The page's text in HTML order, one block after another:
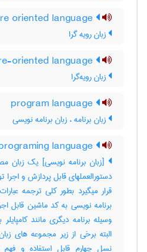
زبان رویه گرا
زبان رویه‌گرا
زبان برنامه ، زبان برنامه نویسی
[زبان برنامه نویسی] یک زبان
دستورالعملهای قابل پردازش و اجرا
قرار میگیرد بطور کلی ترجمه
برنامه نویسی به کد ماشین قابل
وسیله برنامه دیگری مانند
البته برخی از زیر مجموعه های